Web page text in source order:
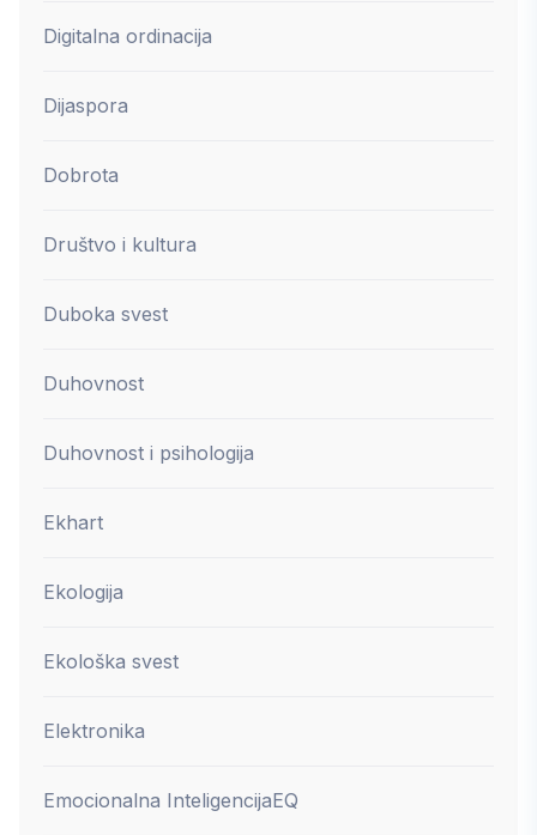
Digitalna ordinacija
Dijaspora
Dobrota
Društvo i kultura
Duboka svest
Duhovnost
Duhovnost i psihologija
Ekhart
Ekologija
Ekološka svest
Elektronika
Emocionalna InteligencijaEQ